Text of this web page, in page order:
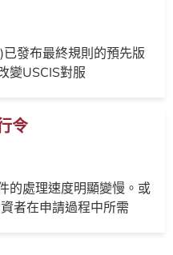
發布最終規則的預先版
變USCIS對服
令
的處理速度明顯變慢。或
者在申請過程中所需